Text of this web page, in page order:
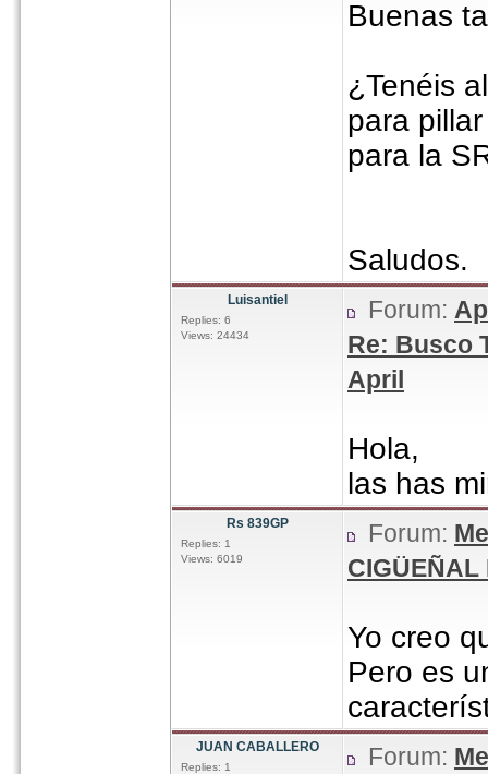
Buenas
¿Tenéis
para
para la
Saludos.
Luisantiel
Replies: 6
Views: 24434
Forum:
Re: Busco
April
Hola,
las has
Rs 839GP
Replies: 1
Views: 6019
Forum:
CIGÜEÑAL
Yo creo
Pero es
JUAN CABALLERO
Replies: 1
Forum: